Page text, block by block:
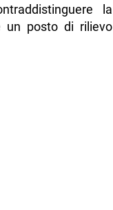
la
un posto di rilievo